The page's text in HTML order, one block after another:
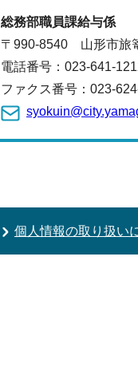
総務部職員課給与係
〒990-8540 山形市旅
電話番号： 023-641-
ファクス番号：023-
個人情報の取り扱い